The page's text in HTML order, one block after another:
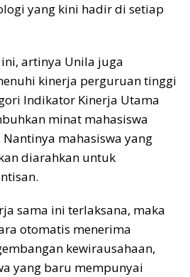
yang kini hadir di setiap
artinya Unila juga
kinerja perguruan tinggi
Indikator Kinerja Utama
minat mahasiswa
mahasiswa yang
diarahkan untuk
sama ini terlaksana, maka
otomatis menerima
kewirausahaan,
yang baru mempunyai